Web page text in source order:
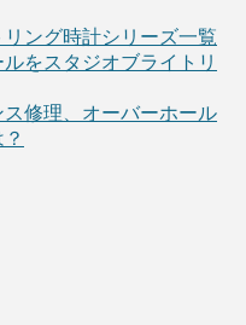
リング時計シリーズ一覧
をスタジオブライトリ
修理、オーバーホール